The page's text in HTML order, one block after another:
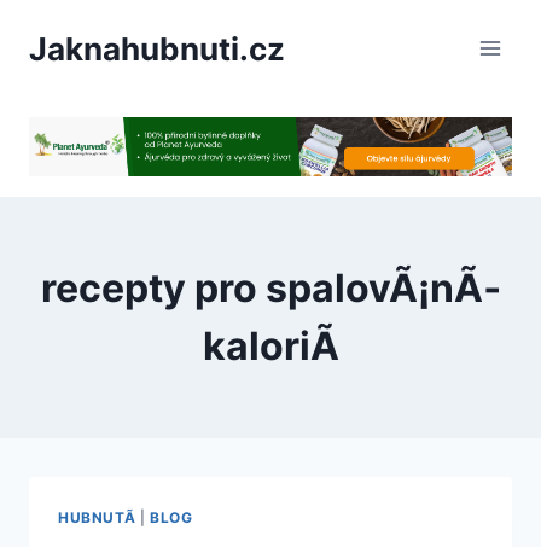
Jaknahubnuti.cz
recepty pro spalovÃ¡nÃ­
kaloriÃ­
HUBNUTÃ­ BLOG